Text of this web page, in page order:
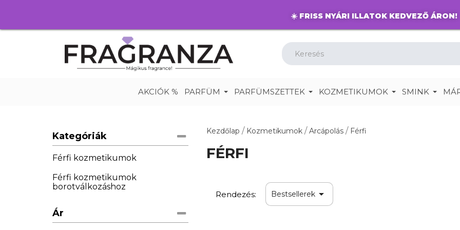
☀️ FRISS NYÁRI ILLATOK KEDVEZŐ ÁRON!
AKCIÓK % PARFÜM PARFÜMSZETTEK KOZMETIKUMOK SMINK
Kategóriák
Férfi kozmetikumok
Férfi kozmetikumok
borotválkozáshoz
Ár
Kezdőlap Kozmetikumok Arcápolás Férfi
FÉRFI
Rendezés: Bestsellerek